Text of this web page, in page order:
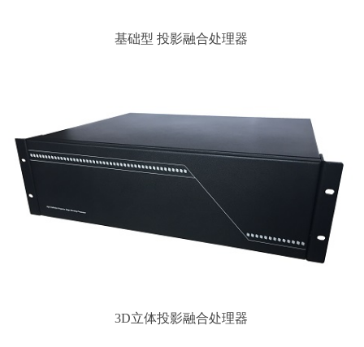
基础型 投影融合处理器
3D立体投影融合处理器